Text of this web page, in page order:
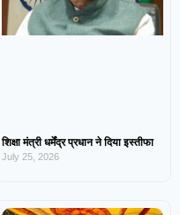
शिक्षा मंत्री धर्मेंद्र प्रधान ने दिया इस्तीफा
July 25, 2026